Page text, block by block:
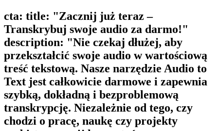
cta: title: "Zacznij już teraz –
Transkrybuj swoje audio za darmo!"
description: "Nie czekaj dłużej, aby
przekształcić swoje audio w wartościową
treść tekstową. Nasze narzędzie Audio to
Text jest całkowicie darmowe i zapewnia
szybką, dokładną i bezproblemową
transkrypcję. Niezależnie od tego, czy
chodzi o pracę, naukę czy projekty